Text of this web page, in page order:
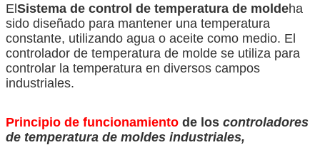
ElSistema de control de temperatura de moldeha
sido diseñado para mantener una temperatura
constante, utilizando agua o aceite como medio. El
controlador de temperatura de molde se utiliza para
controlar la temperatura en diversos campos
industriales.
Principio de funcionamiento de los controladores
de temperatura de moldes industriales,